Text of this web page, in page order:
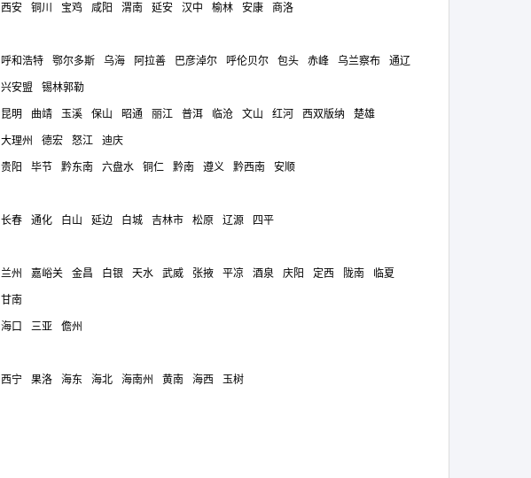
西安 铜川 宝鸡 咸阳 渭南 延安 汉中 榆林 安康 商洛
呼和浩特 鄂尔多斯 乌海 阿拉善 巴彦淖尔 呼伦贝尔 包头 赤峰 乌兰察布
通辽
兴安盟
锡林郭勒
昆明 曲靖 玉溪 保山 昭通 丽江 普洱 临沧 文山 红河 西双版纳
楚雄
大理州
德宏 怒江
迪庆
贵阳 毕节 黔东南 六盘水 铜仁 黔南 遵义 黔西南 安顺
长春 通化 白山 延边 白城 吉林市 松原 辽源 四平
兰州 嘉峪关 金昌 白银 天水 武威 张掖 平凉 酒泉 庆阳 定西 陇南
临夏
甘南
海口 三亚 儋州
西宁 果洛 海东 海北 海南州 黄南 海西 玉树